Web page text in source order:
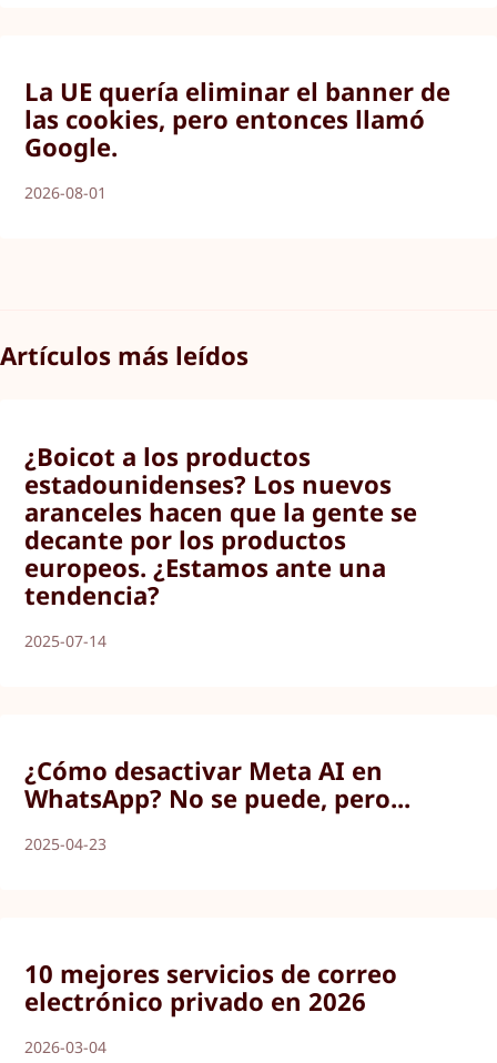
La UE quería eliminar el banner de
las cookies, pero entonces llamó
Google.
2026-08-01
Artículos más leídos
¿Boicot a los productos
estadounidenses? Los nuevos
aranceles hacen que la gente se
decante por los productos
europeos. ¿Estamos ante una
tendencia?
2025-07-14
¿Cómo desactivar Meta AI en
WhatsApp? No se puede, pero...
2025-04-23
10 mejores servicios de correo
electrónico privado en 2026
2026-03-04